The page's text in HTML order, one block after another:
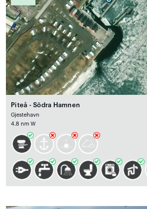
Piteå - Södra Hamnen
Gjestehavn
4.8 nm W